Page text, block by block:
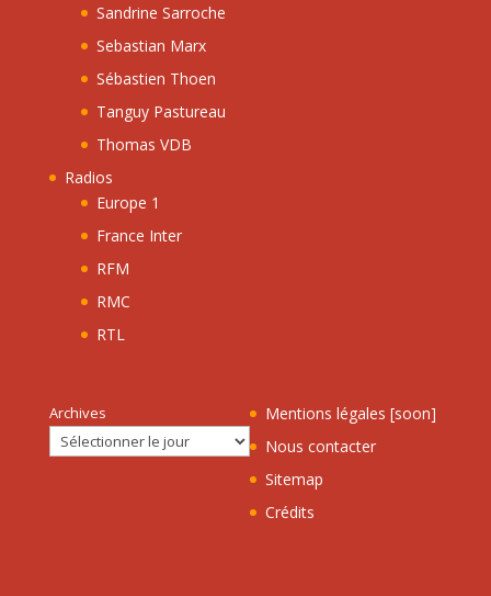
Sandrine Sarroche
Sebastian Marx
Sébastien Thoen
Tanguy Pastureau
Thomas VDB
Radios
Europe 1
France Inter
RFM
RMC
RTL
Archives
Mentions légales [soon]
Nous contacter
Sitemap
Crédits